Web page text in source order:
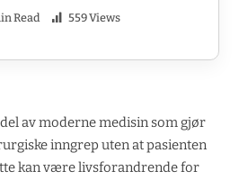
Read 559 Views
av moderne medisin som gjør
inngrep uten at pasienten
kan være livsforandrende for